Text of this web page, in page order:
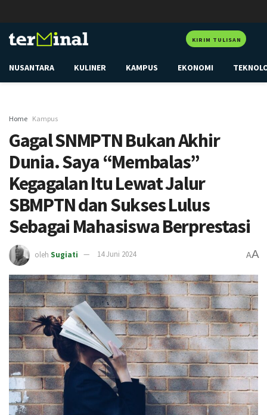
KIRIM TULISAN
NUSANTARA KULINER KAMPUS EKONOMI
Home Kampus
Gagal SNMPTN Bukan Akhir
Dunia. Saya “Membalas”
Kegagalan Itu Lewat Jalur
SBMPTN dan Sukses Lulus
Sebagai Mahasiswa Berprestasi
oleh Sugiati 14 Juni 2024 AA